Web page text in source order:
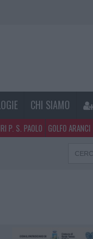
CHI SIAMO
P. S. PAOLO GOLFO ARANCI